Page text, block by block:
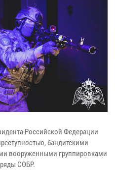
Российской Федерации
бандитскими
вооруженными группировками
СОБР.